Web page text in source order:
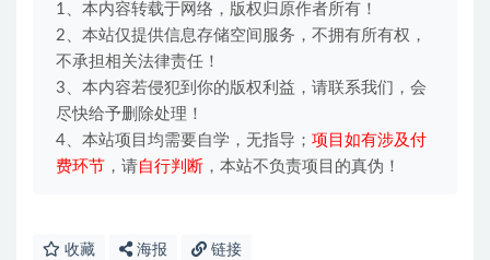
1、本内容转载于网络，版权归原作者所有！
2、本站仅提供信息存储空间服务，不拥有所有权，
不承担相关法律责任！
3、本内容若侵犯到你的版权利益，请联系我们，会
尽快给予删除处理！
4、本站项目均需要自学，无指导； 项目如有涉及付
费环节 ，请自行判断 ，本站不负责项目的真伪！
收藏 海报 链接